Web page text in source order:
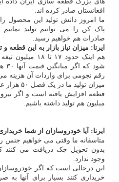
افغانستان صادر کرده اند.
پاک کن را می توانیم تولید
صادرات هم خواهیم رسید.
ایرنا: میزان نیاز بازار به این
هم اینک حدود ۱۷
رقم نجومی برای واردات آن هزینه
قطعه افزایش یافته است و اگر نیرو
میلیون هم تولید داشته باشیم.
ایرنا: آیا خودروسازان از شما
متاسفانه ما وقتی می خواهیم جنس
بدون تحویل چک دریافت می کنند
وجود ندارد.
این درحالی است که اگر
خریداری کنند بسیار برای آنها